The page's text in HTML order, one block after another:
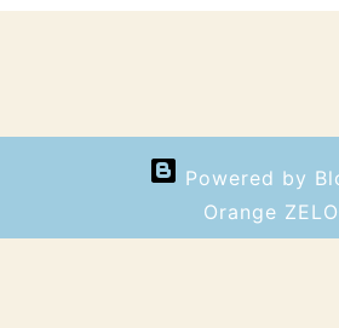
Powered by
Orange ZELO